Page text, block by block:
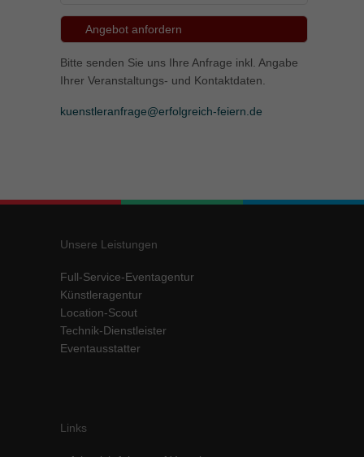
Angebot anfordern
Bitte senden Sie uns Ihre Anfrage inkl. Angabe
Ihrer Veranstaltungs- und Kontaktdaten.
kuenstleranfrage@erfolgreich-feiern.de
Unsere Leistungen
Full-Service-Eventagentur
Künstleragentur
Location-Scout
Technik-Dienstleister
Eventausstatter
Links